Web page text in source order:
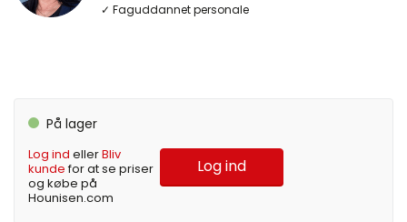
✓ Faguddannet personale
På lager
Log ind ellerBliv
kundefor at se priser
og købe på
Hounisen.com
Log ind